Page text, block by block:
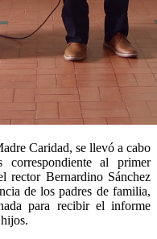
Caridad, se llevó a cabo
al primer
rector Bernardino Sánchez
de los padres de familia,
para recibir el informe